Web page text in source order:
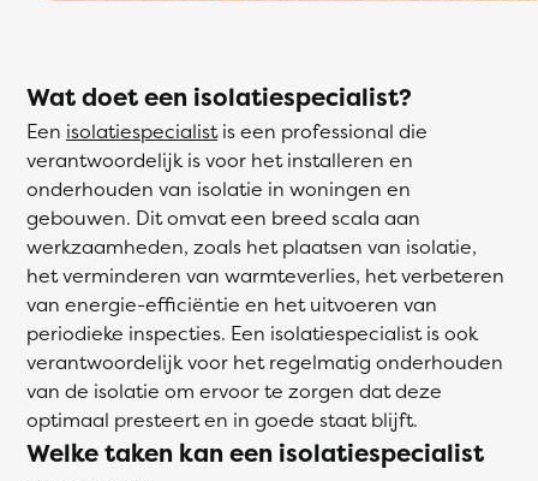
Wat doet een isolatiespecialist?
Een isolatiespecialistis een professional die
verantwoordelijk is voor het installeren en
onderhouden van isolatie in woningen en
gebouwen. Dit omvat een breed scala aan
werkzaamheden, zoals het plaatsen van isolatie,
het verminderen van warmteverlies, het verbeteren
van energie-efficiëntie en het uitvoeren van
periodieke inspecties. Een isolatiespecialist is ook
verantwoordelijk voor het regelmatig onderhouden
van de isolatie om ervoor te zorgen dat deze
optimaal presteert en in goede staat blijft.
Welke taken kan een isolatiespecialist